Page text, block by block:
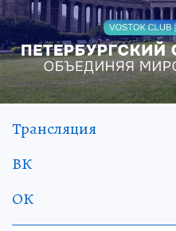
Трансляция
ВК
ОК